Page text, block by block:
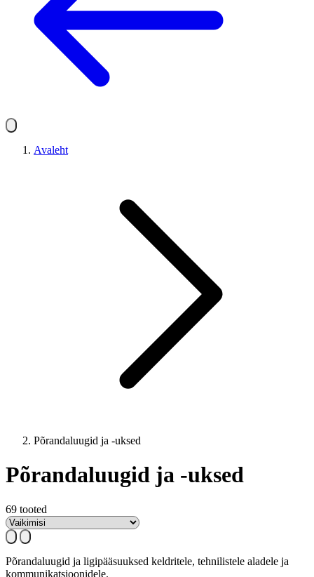
Avaleht
Põrandaluugid ja -uksed
Põrandaluugid ja -uksed
69 tooted
Põrandaluugid ja ligipääsuuksed keldritele, tehnilistele aladele ja
kommunikatsioonidele.